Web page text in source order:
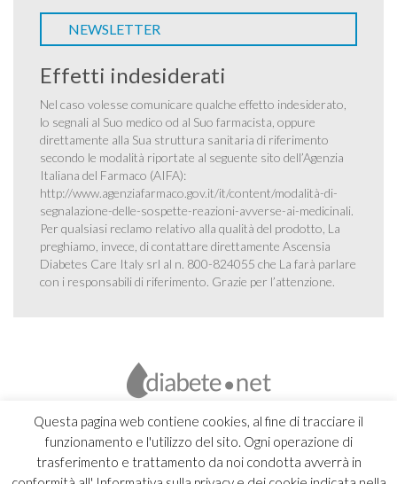
Questa pagina web contiene cookies, al fine di tracciare il
funzionamento e l'utilizzo del sito. Ogni operazione di
trasferimento e trattamento da noi condotta avverrà in
NEWSLETTER
Effetti indesiderati
Nel caso volesse comunicare qualche effetto indesiderato,
lo segnali al Suo medico od al Suo farmacista, oppure
direttamente alla Sua struttura sanitaria di riferimento
secondo le modalità riportate al seguente sito dell’Agenzia
Italiana del Farmaco (AIFA):
http://www.agenziafarmaco.gov.it/it/content/modalità-di-
segnalazione-delle-sospette-reazioni-avverse-ai-medicinali.
Per qualsiasi reclamo relativo alla qualità del prodotto, La
preghiamo, invece, di contattare direttamente Ascensia
Diabetes Care Italy srl al n. 800-824055 che La farà parlare
con i responsabili di riferimento. Grazie per l’attenzione.